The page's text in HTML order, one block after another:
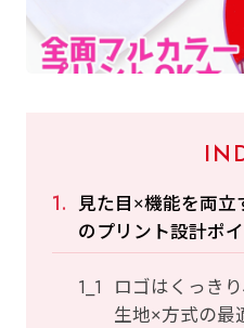
見た目×機能を両立
のプリント設計ポ
ロゴはくっき
生地×方式の最